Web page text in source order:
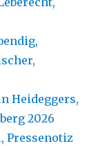
Heideggers,
2026
Pressenotiz